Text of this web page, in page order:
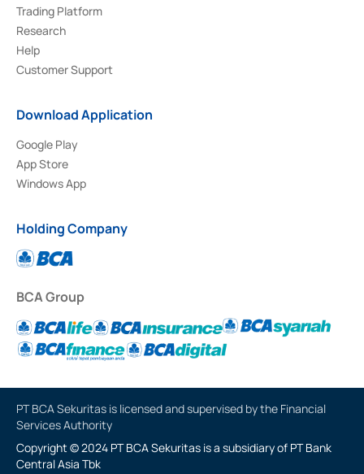
Trading Platform
Research
Help
Customer Support
Download Application
Google Play
App Store
Windows App
Holding Company
BCA Group
PT BCA Sekuritas is licensed and supervised by the Financial
Services Authority
Copyright © 2024 PT BCA Sekuritas is a subsidiary of PT Bank
Central Asia Tbk